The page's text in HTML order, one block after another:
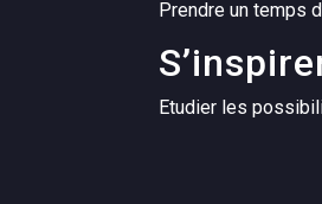
Prendre un temps
Etudier les